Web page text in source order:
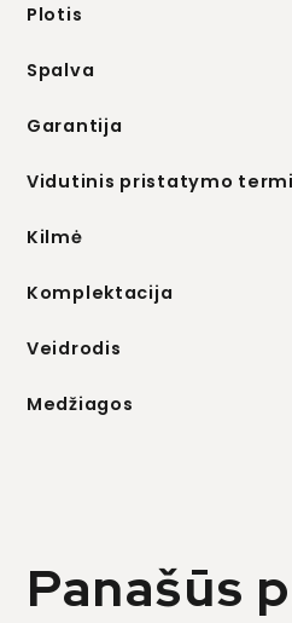
Plotis
Spalva
Garantija
Vidutinis pristatymo
Kilmė
Komplektacija
Veidrodis
Medžiagos
Panašūs